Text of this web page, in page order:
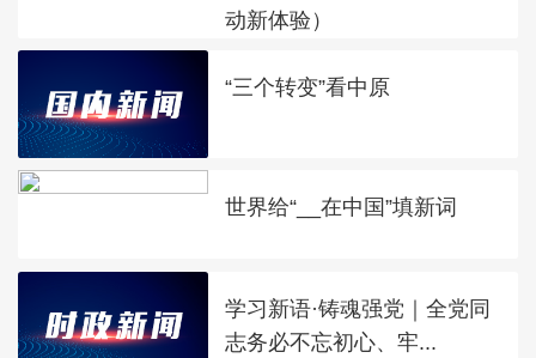
动新体验）
“三个转变”看中原
世界给“__在中国”填新词
学习新语·铸魂强党｜全党同
志务必不忘初心、牢...